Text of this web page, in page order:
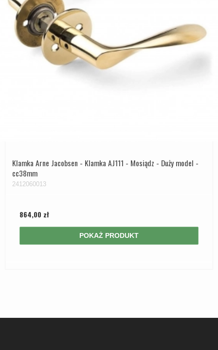
Klamka Arne Jacobsen - Klamka AJ111 - Mosiądz - Duży model -
cc38mm
2412060013
864,00 zł
POKAŻ PRODUKT